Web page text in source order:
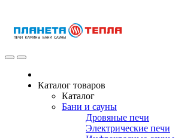
Каталог товаров
Каталог
Бани и сауны
Дровяные печи
Электрические печи